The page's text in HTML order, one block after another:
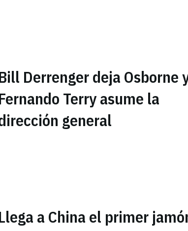
Derrenger deja Osborne
Terry asume la
general
a China el primer